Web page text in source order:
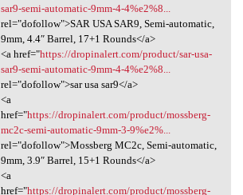
sar9-semi-automatic-9mm-4-4%e2%8...
rel="dofollow">SAR USA SAR9, Semi-automatic,
9mm, 4.4″ Barrel, 17+1 Rounds</a>
<a href="https://dropinalert.com/product/sar-usa-
sar9-semi-automatic-9mm-4-4%e2%8...
rel="dofollow">sar usa sar9</a>
<a
href="https://dropinalert.com/product/mossberg-
mc2c-semi-automatic-9mm-3-9%e2%...
rel="dofollow">Mossberg MC2c, Semi-automatic,
9mm, 3.9″ Barrel, 15+1 Rounds</a>
<a
href="https://dropinalert.com/product/mossberg-